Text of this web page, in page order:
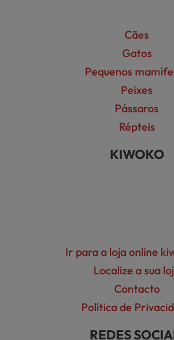
Cães
Gatos
Pequenos
Peixes
Pássaros
Répteis
KIWOKO
Ir para a loja online
Localize a sua
Contacto
Política de
REDES